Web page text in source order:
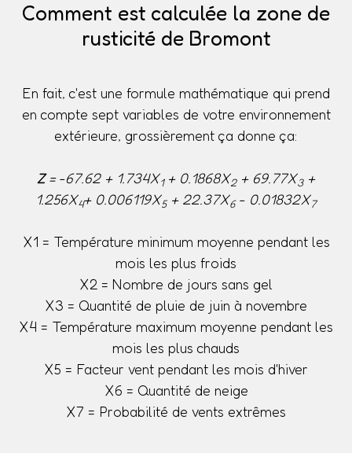
Comment est calculée la zone de
rusticité de Bromont
En fait, c'est une formule mathématique qui prend
en compte sept variables de votre environnement
extérieure, grossièrement ça donne ça:
Z= -67.62 + 1.734X1+ 0.1868X2+ 69.77X3+
1.256X4+ 0.006119X5+ 22.37X6- 0.01832X7
X1 = Température minimum moyenne pendant les
mois les plus froids
X2 = Nombre de jours sans gel
X3 = Quantité de pluie de juin à novembre
X4 = Température maximum moyenne pendant les
mois les plus chauds
X5 = Facteur vent pendant les mois d'hiver
X6 = Quantité de neige
X7 = Probabilité de vents extrêmes